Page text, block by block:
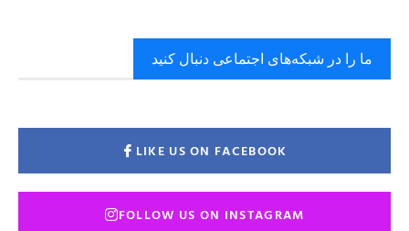
ما را در شبکه‌های اجتماعی دنبال کنید
LIKE US ON FACEBOOK
FOLLOW US ON INSTAGRAM